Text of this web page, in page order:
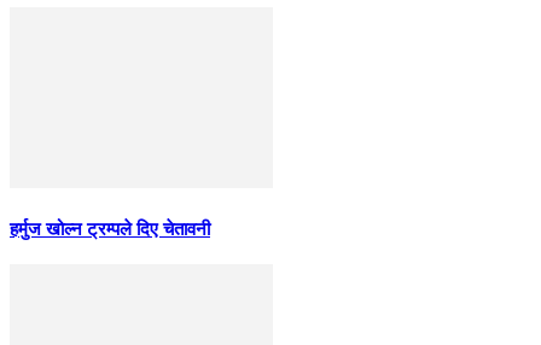
हर्मुज खोल्न ट्रम्पले दिए चेतावनी